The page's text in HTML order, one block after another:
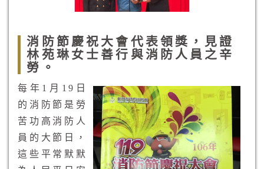
消防節慶祝大會代表領獎，見證
林苑琳女士善行與消防人員之辛
勞。
每年1月19日
的消防節是勞
苦功高消防人
員的大節日，
這些平常默默